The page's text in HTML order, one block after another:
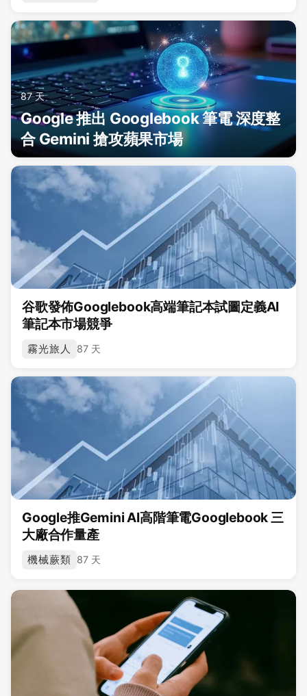
87 天
Google 推出 Googlebook 筆電 深度整
合 Gemini 搶攻蘋果市場
谷歌發佈Googlebook高端筆記本試圖定義AI
筆記本市場競爭
霧光旅人 87 天
Google推Gemini AI高階筆電Googlebook 三
大廠合作量產
機械蕨類 87 天